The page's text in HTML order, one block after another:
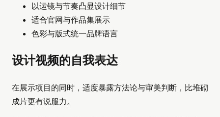
以运镜与节奏凸显设计细节
适合官网与作品集展示
色彩与版式统一品牌语言
设计视频的自我表达
在展示项目的同时，适度暴露方法论与审美判断，比堆砌
成片更有说服力。